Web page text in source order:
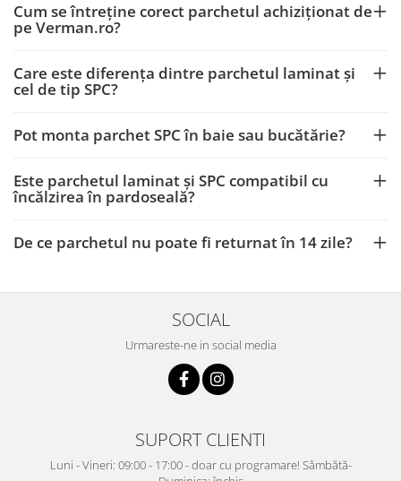
Cum se întreține corect parchetul achiziționat de
pe Verman.ro?
Care este diferența dintre parchetul laminat și
cel de tip SPC?
Pot monta parchet SPC în baie sau bucătărie?
Este parchetul laminat și SPC compatibil cu
încălzirea în pardoseală?
De ce parchetul nu poate fi returnat în 14 zile?
SOCIAL
Urmareste-ne in social media
SUPORT CLIENTI
Luni - Vineri: 09:00 - 17:00 - doar cu programare! Sâmbătă-